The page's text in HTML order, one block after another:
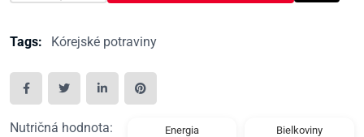
Tags: Kórejské potraviny
Nutričná hodnota:
Energia Bielkoviny